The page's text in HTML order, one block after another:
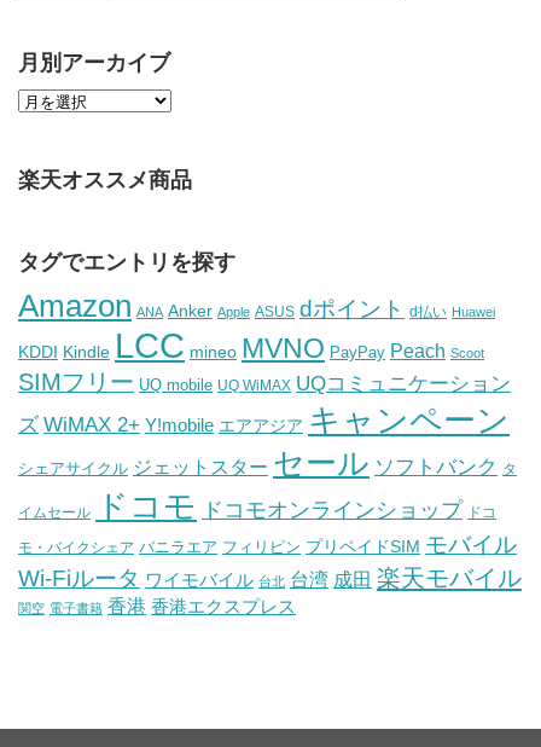
月別アーカイブ
楽天オススメ商品
タグでエントリを探す
Amazon ANA Anker Apple ASUS dポイント d払い Huawei
KDDI Kindle LCC mineo MVNO PayPay Peach Scoot
SIMフリー UQ mobile UQ WiMAX UQコミュニケーション
ズ WiMAX 2+ Y!mobile エアアジア キャンペーン
シェアサイクル ジェットスター セール ソフトバンク タ
イムセール ドコモ ドコモオンラインショップ ドコ
モ・バイクシェア バニラエア フィリピン プリペイドSIM モバイル
Wi-Fiルータ ワイモバイル 台北 台湾 成田 楽天モバイル
関空 電子書籍 香港 香港エクスプレス